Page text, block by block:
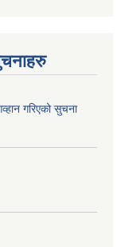
गरिएको सुचना